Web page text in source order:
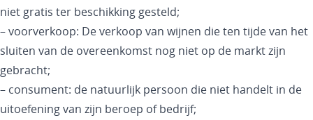
niet gratis ter beschikking gesteld;
– voorverkoop: De verkoop van wijnen die ten tijde van het
sluiten van de overeenkomst nog niet op de markt zijn
gebracht;
– consument: de natuurlijk persoon die niet handelt in de
uitoefening van zijn beroep of bedrijf;